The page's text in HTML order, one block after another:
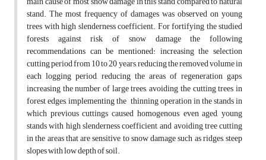
stand. The most frequency of damages was observed on young
trees with high slenderness coefficient. For fortifying the studied
forests against risk of snow damage the following
recommendations can be mentioned: increasing the selection
cutting period from 10 to 20 years, reducing the removed volume in
each logging period, reducing the areas of regeneration gaps,
increasing the number of large trees, avoiding the cutting trees in
forest edges, implementing the thinning operation in the stands in
which previous cuttings caused homogenous, even aged, young
stands with high slenderness coefficient, and avoiding tree cutting
in the areas that are sensitive to snow damage such as ridges, steep
slopes with low depth of soil.